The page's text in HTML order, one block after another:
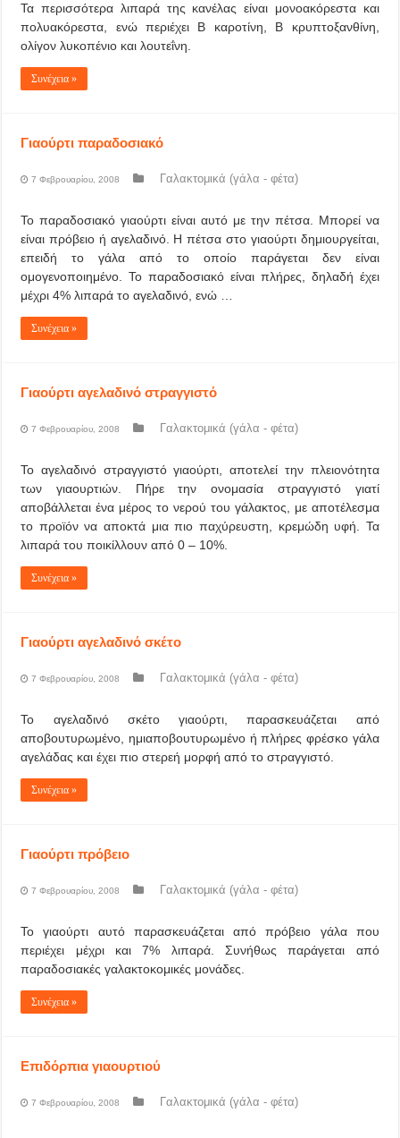
Τα περισσότερα λιπαρά της κανέλας είναι μονοακόρεστα και
πολυακόρεστα, ενώ περιέχει Β καροτίνη, Β κρυπτοξανθίνη,
ολίγον λυκοπένιο και λουτεΐνη.
Συνέχεια »
Γιαούρτι παραδοσιακό
7 Φεβρουαρίου, 2008 Γαλακτομικά (γάλα - φέτα)
Το παραδοσιακό γιαούρτι είναι αυτό με την πέτσα. Μπορεί να
είναι πρόβειο ή αγελαδινό. Η πέτσα στο γιαούρτι δημιουργείται,
επειδή το γάλα από το οποίο παράγεται δεν είναι
ομογενοποιημένο. Το παραδοσιακό είναι πλήρες, δηλαδή έχει
μέχρι 4% λιπαρά το αγελαδινό, ενώ …
Συνέχεια »
Γιαούρτι αγελαδινό στραγγιστό
7 Φεβρουαρίου, 2008 Γαλακτομικά (γάλα - φέτα)
Το αγελαδινό στραγγιστό γιαούρτι, αποτελεί την πλειονότητα
των γιαουρτιών. Πήρε την ονομασία στραγγιστό γιατί
αποβάλλεται ένα μέρος το νερού του γάλακτος, με αποτέλεσμα
το προϊόν να αποκτά μια πιο παχύρευστη, κρεμώδη υφή. Τα
λιπαρά του ποικίλλουν από 0 – 10%.
Συνέχεια »
Γιαούρτι αγελαδινό σκέτο
7 Φεβρουαρίου, 2008 Γαλακτομικά (γάλα - φέτα)
Το αγελαδινό σκέτο γιαούρτι, παρασκευάζεται από
αποβουτυρωμένο, ημιαποβουτυρωμένο ή πλήρες φρέσκο γάλα
αγελάδας και έχει πιο στερεή μορφή από το στραγγιστό.
Συνέχεια »
Γιαούρτι πρόβειο
7 Φεβρουαρίου, 2008 Γαλακτομικά (γάλα - φέτα)
Το γιαούρτι αυτό παρασκευάζεται από πρόβειο γάλα που
περιέχει μέχρι και 7% λιπαρά. Συνήθως παράγεται από
παραδοσιακές γαλακτοκομικές μονάδες.
Συνέχεια »
Επιδόρπια γιαουρτιού
7 Φεβρουαρίου, 2008 Γαλακτομικά (γάλα - φέτα)